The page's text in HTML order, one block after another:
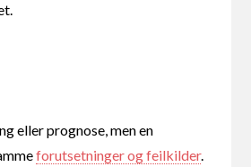
eller prognose, men en
forutsetninger og feilkilder.